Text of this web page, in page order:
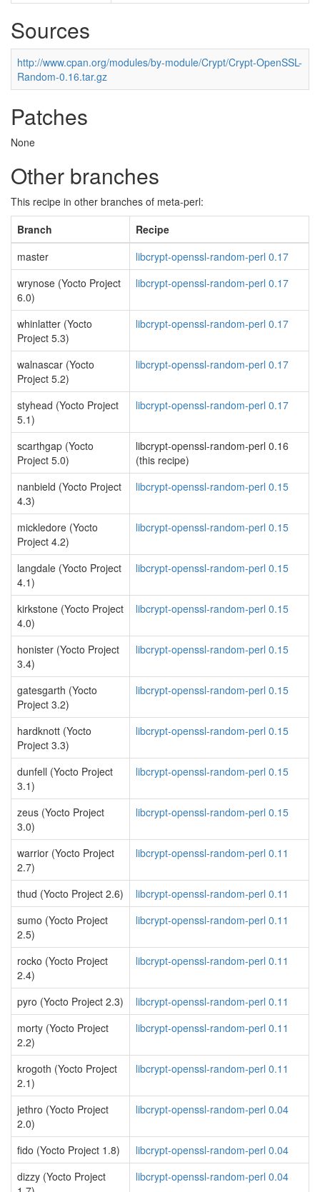
Sources
http://www.cpan.org/modules/by-module/Crypt/Crypt-OpenSSL-
Random-0.16.tar.gz
Patches
None
Other branches
This recipe in other branches of meta-perl:
Branch
Recipe
master
libcrypt-openssl-random-perl 0.17
wrynose (Yocto Project
6.0)
libcrypt-openssl-random-perl 0.17
whinlatter (Yocto
Project 5.3)
libcrypt-openssl-random-perl 0.17
walnascar (Yocto
Project 5.2)
libcrypt-openssl-random-perl 0.17
styhead (Yocto Project
5.1)
libcrypt-openssl-random-perl 0.17
scarthgap (Yocto
Project 5.0)
libcrypt-openssl-random-perl 0.16
(this recipe)
nanbield (Yocto Project
4.3)
libcrypt-openssl-random-perl 0.15
mickledore (Yocto
Project 4.2)
libcrypt-openssl-random-perl 0.15
langdale (Yocto Project
4.1)
libcrypt-openssl-random-perl 0.15
kirkstone (Yocto Project
4.0)
libcrypt-openssl-random-perl 0.15
honister (Yocto Project
3.4)
libcrypt-openssl-random-perl 0.15
gatesgarth (Yocto
Project 3.2)
libcrypt-openssl-random-perl 0.15
hardknott (Yocto
Project 3.3)
libcrypt-openssl-random-perl 0.15
dunfell (Yocto Project
3.1)
libcrypt-openssl-random-perl 0.15
zeus (Yocto Project
3.0)
libcrypt-openssl-random-perl 0.15
warrior (Yocto Project
2.7)
libcrypt-openssl-random-perl 0.11
thud (Yocto Project 2.6)
libcrypt-openssl-random-perl 0.11
sumo (Yocto Project
2.5)
libcrypt-openssl-random-perl 0.11
rocko (Yocto Project
2.4)
libcrypt-openssl-random-perl 0.11
pyro (Yocto Project 2.3)
libcrypt-openssl-random-perl 0.11
morty (Yocto Project
2.2)
libcrypt-openssl-random-perl 0.11
krogoth (Yocto Project
2.1)
libcrypt-openssl-random-perl 0.11
jethro (Yocto Project
2.0)
libcrypt-openssl-random-perl 0.04
fido (Yocto Project 1.8)
libcrypt-openssl-random-perl 0.04
dizzy (Yocto Project
libcrypt-openssl-random-perl 0.04